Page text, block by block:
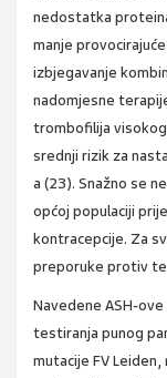
nedostatka
manje
izbjegavanje
nadomjesne
trombofilija visokog
srednji rizik za
a (23). Snažno se
općoj populaciji
kontracepcije. Za
preporuke protiv
Navedene ASH-
testiranja punog
mutacije FV